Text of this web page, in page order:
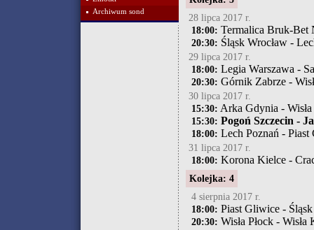
Archiwum sond
28 lipca 2017 r.
18:00: Termalica Bruk-Bet
20:30: Śląsk Wrocław -
29 lipca 2017 r.
18:00: Legia Warszawa -
20:30: Górnik Zabrze -
30 lipca 2017 r.
15:30: Arka Gdynia - Wisła
15:30: Pogoń Szczecin -
18:00: Lech Poznań -
31 lipca 2017 r.
18:00: Korona Kielce -
Kolejka: 4
4 sierpnia 2017 r.
18:00: Piast Gliwice - Śląsk
20:30: Wisła Płock -